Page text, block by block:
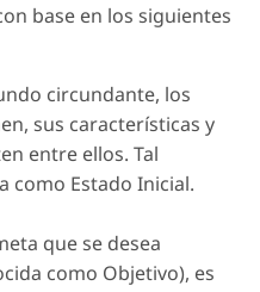
base en los siguientes
circundante, los
sus características y
entre ellos. Tal
como Estado Inicial.
que se desea
como Objetivo), es